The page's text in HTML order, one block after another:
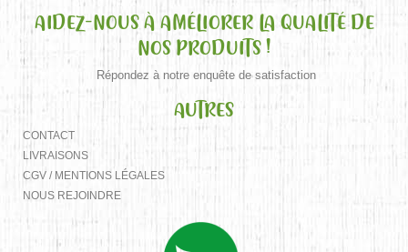
AIDEZ-NOUS À AMÉLIORER LA QUALITÉ DE
NOS PRODUITS !
Répondez à notre enquête de satisfaction
AUTRES
CONTACT
LIVRAISONS
CGV / MENTIONS LÉGALES
NOUS REJOINDRE